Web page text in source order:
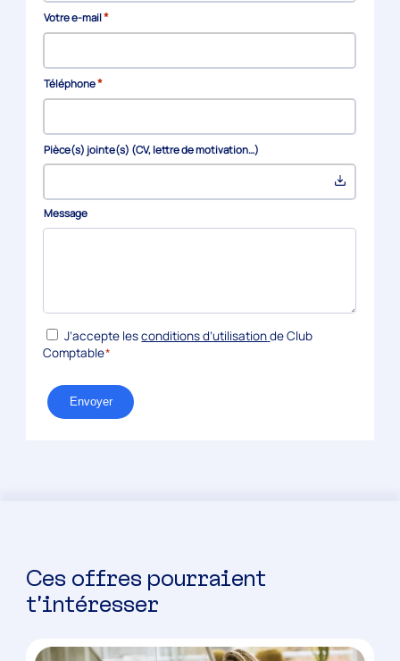
Votre e-mail*
Téléphone*
Pièce(s) jointe(s) (CV, lettre de motivation…)
Message
RGPD*
J’accepte lesconditions d’utilisationde Club
Comptable*
Envoyer
Ces offres pourraient
t’intéresser